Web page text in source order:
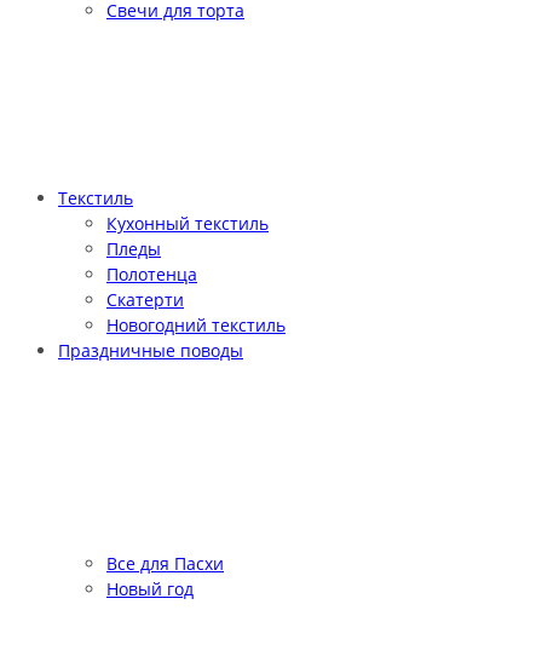
Свечи для торта
Текстиль
Кухонный текстиль
Пледы
Полотенца
Скатерти
Новогодний текстиль
Праздничные поводы
Все для Пасхи
Новый год